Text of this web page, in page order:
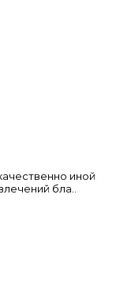
иной
бла..